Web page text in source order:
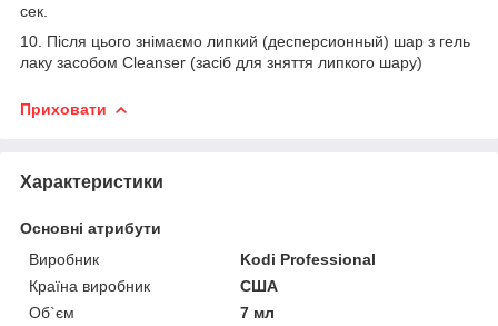
сек.
10. Після цього знімаємо липкий (десперсионный) шар з гель
лаку засобом Cleanser (засіб для зняття липкого шару)
Приховати
Характеристики
Основні атрибути
Виробник
Kodi Professional
Країна виробник
США
Об`єм
7 мл